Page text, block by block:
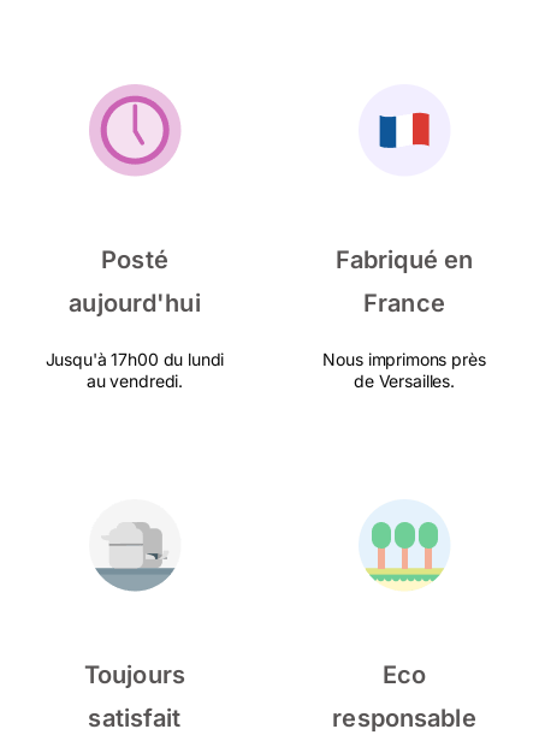
Posté
aujourd'hui
Jusqu'à 17h00 du lundi
au vendredi.
Fabriqué en
France
Nous imprimons près
de Versailles.
Toujours
satisfait
Eco
responsable